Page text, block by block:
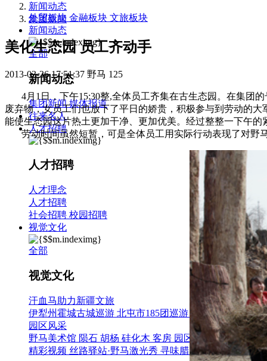
外贸板块 金融板块 文旅板块
新闻动态
全部
新闻动态
集团新闻 媒体报道
往来名人
人才招聘
人才招聘
人才理念
人才招聘
社会招聘 校园招聘
视觉文化
全部
视觉文化
汗血马助力新疆文旅
伊犁州霍城古城巡游 北屯市185团巡游
伊犁霍城县晃晃
园区风采
野马美术馆 陨石 胡杨 硅化木 客房 园区 汗血马基地 F座
精彩视频 丝路驿站·野马激光秀 寻味腊八 欢聚暖冬
新闻动态
集团新闻
美化生态园 员工齐动手
2013-03-26 17:51:37 野马 125
4月1日，下午15:30整,全体员工齐集在古生态园。在集团的
废弃物，女员工们也放下了平日的娇贵，积极参与到劳动的
能使生态园这片热土更加干净、更加优美。经过整整一下午的
劳动时间虽然短暂，可是全体员工用实际行动表现了对野